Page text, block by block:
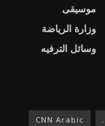
موسيقى
وزارة الرياضة
وسائل الترفيه
CNN Arabic